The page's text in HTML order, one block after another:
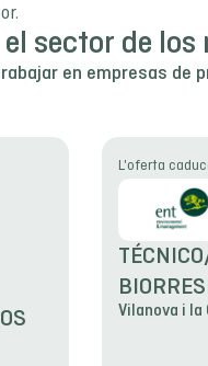
sector de los
en empresas de
L'oferta
Vilanova i